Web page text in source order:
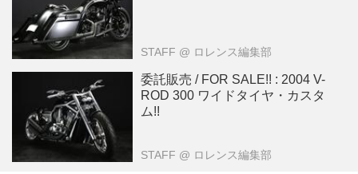
STAFF @ ロレンス編集部
委託販売 / FOR SALE!! : 2004 V-
ROD 300 ワイドタイヤ・カスタ
ム!!
STAFF @ ロレンス編集部